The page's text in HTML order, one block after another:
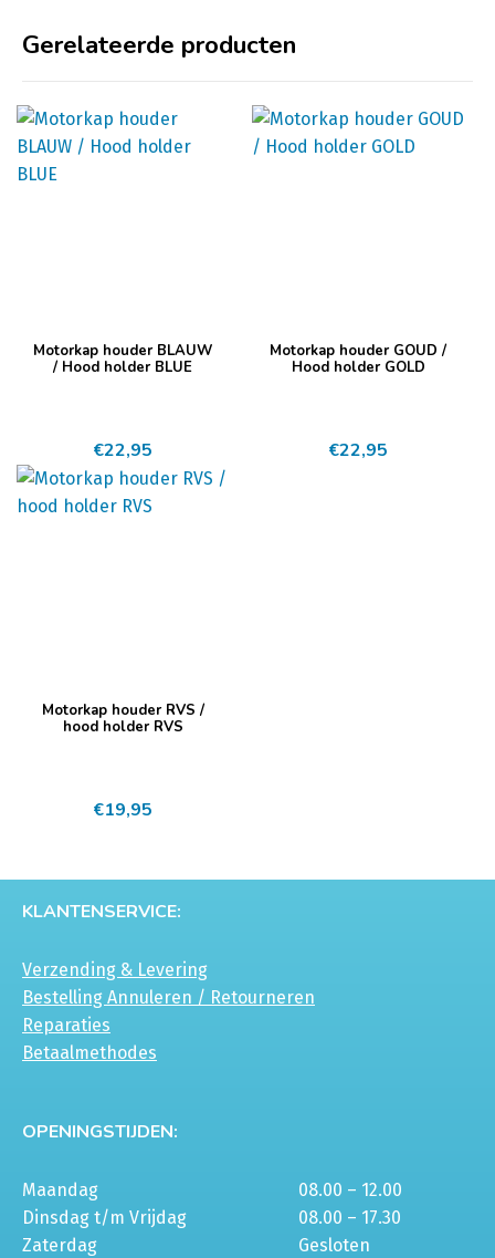
Gerelateerde producten
Motorkap houder BLAUW
/ Hood holder BLUE
€22,95
Motorkap houder GOUD /
Hood holder GOLD
€22,95
Motorkap houder RVS /
hood holder RVS
€19,95
KLANTENSERVICE:
Verzending & Levering
Bestelling Annuleren / Retourneren
Reparaties
Betaalmethodes
OPENINGSTIJDEN:
Maandag
08.00 – 12.00
Dinsdag t/m Vrijdag
08.00 – 17.30
Zaterdag
Gesloten